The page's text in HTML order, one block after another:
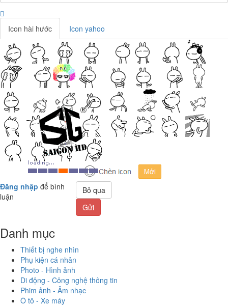
Icon hài hước Icon yahoo
Đăng nhập để bình
luận
Bỏ qua
Gửi
Danh mục
Thiết bị nghe nhìn
Phụ kiện cá nhân
Photo - Hình ảnh
Di động - Công nghệ thông tin
Phim ảnh - Âm nhạc
Ô tô - Xe máy